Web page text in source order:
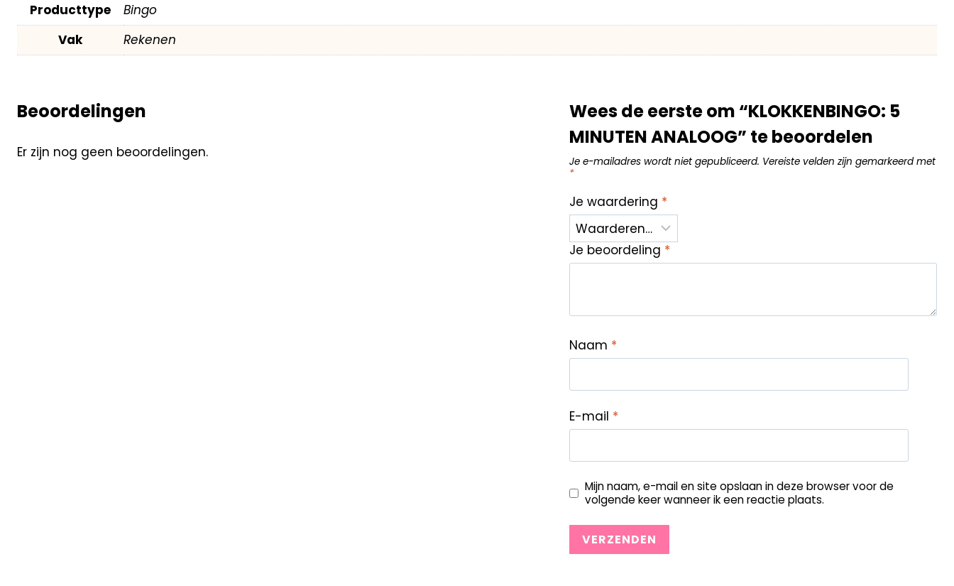
Producttype
Bingo
Vak
Rekenen
Beoordelingen
Er zijn nog geen beoordelingen.
Wees de eerste om “KLOKKENBINGO: 5
MINUTEN ANALOOG” te beoordelen
Je e-mailadres wordt niet gepubliceerd. Vereiste velden zijn gemarkeerd met
*
Je waardering *
Je beoordeling *
Naam *
E-mail *
Mijn naam, e-mail en site opslaan in deze browser voor de
volgende keer wanneer ik een reactie plaats.